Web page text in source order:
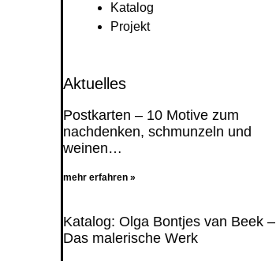
Katalog
Projekt
Aktuelles
Postkarten – 10 Motive zum
nachdenken, schmunzeln und
weinen…
mehr erfahren »
Katalog: Olga Bontjes van Beek –
Das malerische Werk